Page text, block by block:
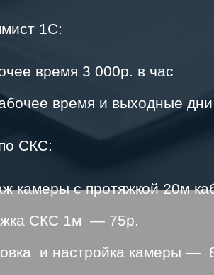
1С:
время 3 000р. в час
время и выходные
СКС:
камеры с протяжкой 20м
СКС 1м — 75р.
и настройка камеры —